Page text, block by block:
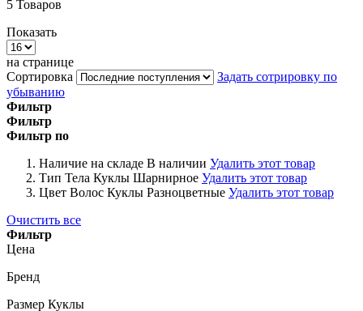
5 Товаров
Показать
на странице
Сортировка
Задать сотрировку по
убыванию
Фильтр
Фильтр
Фильтр по
Наличие на складе В наличии Удалить этот товар
Тип Тела Куклы Шарнирное Удалить этот товар
Цвет Волос Куклы Разноцветные Удалить этот товар
Очистить все
Фильтр
Цена
Бренд
Размер Куклы